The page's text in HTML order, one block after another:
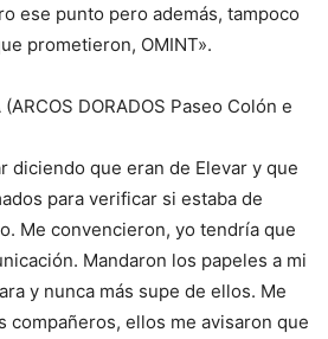
ese punto pero además, tampoco
prometieron, OMINT».
(ARCOS DORADOS Paseo Colón e
diciendo que eran de Elevar y que
para verificar si estaba de
Me convencieron, yo tendría que
Mandaron los papeles a mi
y nunca más supe de ellos. Me
compañeros, ellos me avisaron que